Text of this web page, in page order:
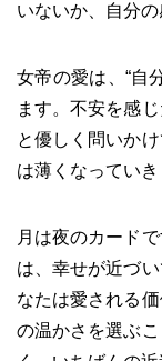
いないか、自分
女帝の愛は、“自
ます。不安を感
と優しく問いか
は薄くなっていき
月は夜のカード
は、幸せが近づ
なたは愛される
の温かさを選ぶ